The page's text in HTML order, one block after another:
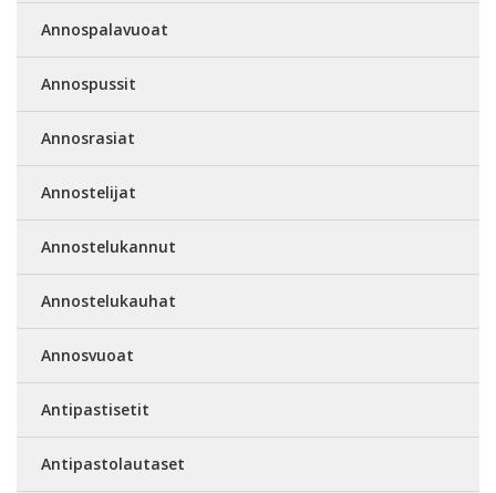
Annospalavuoat
Annospussit
Annosrasiat
Annostelijat
Annostelukannut
Annostelukauhat
Annosvuoat
Antipastisetit
Antipastolautaset